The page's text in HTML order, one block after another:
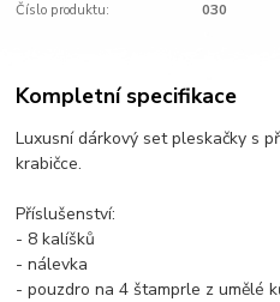
Číslo produktu: 030
Kompletní specifikace
Luxusní dárkový set pleskačky s
krabičce.
Příslušenství:
- 8 kalíšků
- nálevka
- pouzdro na 4 štamprle z umělé